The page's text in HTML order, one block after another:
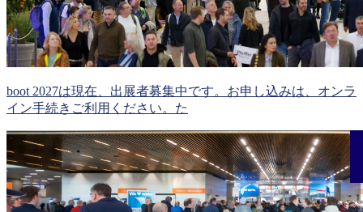
boot 2027は現在、出展者募集中です。お申し込みは、オンラ
イン手続きご利用ください。た